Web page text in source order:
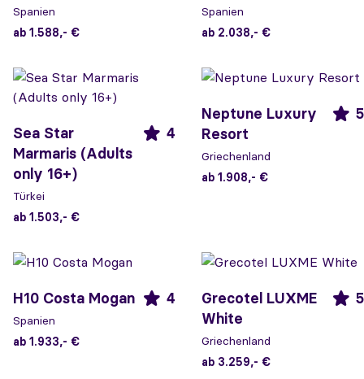
Spanien
ab 1.588,- €
Spanien
ab 2.038,- €
Sea Star
Marmaris (Adults
only 16+)
4
Türkei
ab 1.503,- €
Neptune Luxury
Resort
5
Griechenland
ab 1.908,- €
H10 Costa Mogan 4
Spanien
ab 1.933,- €
Grecotel LUXME
White
5
Griechenland
ab 3.259,- €